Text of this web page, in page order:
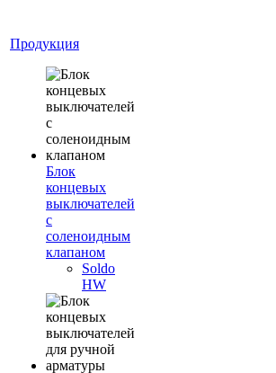
Продукция
Блок
концевых
выключателей
с
соленоидным
клапаном
Soldo
HW